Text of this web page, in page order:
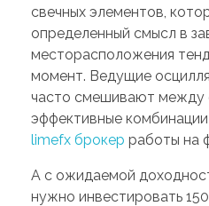
свечных элементов,
определенный смысл в
месторасположения
момент. Ведущие
часто смешивают между
эффективные
limefx брокер работы на
А с ожидаемой
нужно инвестировать